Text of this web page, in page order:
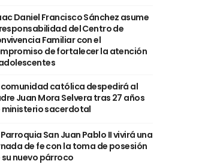
Daniel Francisco Sánchez asume
del Centro de
Familiar con el
de fortalecer la atención
comunidad católica despedirá al
Juan Mora Selvera tras 27 años
ministerio sacerdotal
San Juan Pablo II vivirá una
de fe con la toma de posesión
su nuevo párroco